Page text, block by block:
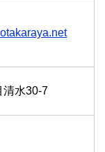
清水30-7